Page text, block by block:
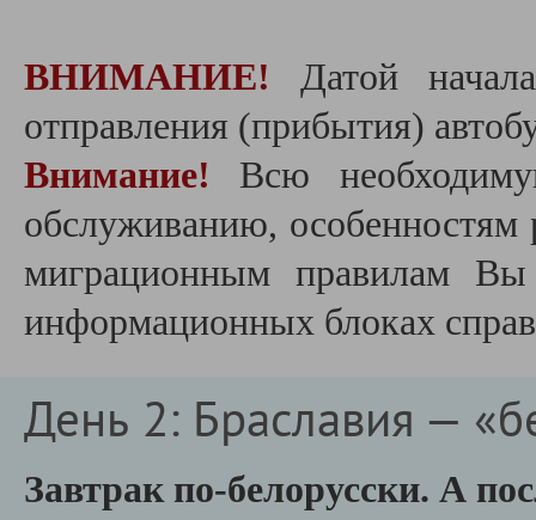
ВНИМАНИЕ! Датой
отправления (прибытия)
Внимание! Всю
обслуживанию, особенностям
миграционным правилам
информационных блоках
День 2: Браславия —
Завтрак по-белорусски. А